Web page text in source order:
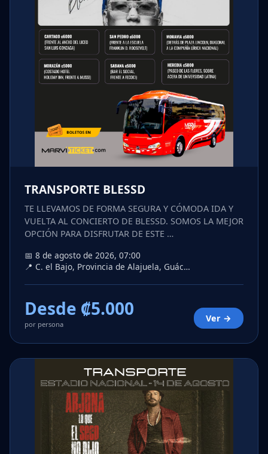
TRANSPORTE BLESSD
TE LLEVAMOS DE FORMA SEGURA Y CÓMODA IDA Y
VUELTA AL CONCIERTO DE BLESSD. SOMOS LA MEJOR
OPCIÓN PARA DISFRUTAR DE ESTE …
📅 8 de agosto de 2026, 07:00
📍 C. el Bajo, Provincia de Alajuela, Guác…
Desde ₡5.000
por persona
Ver →